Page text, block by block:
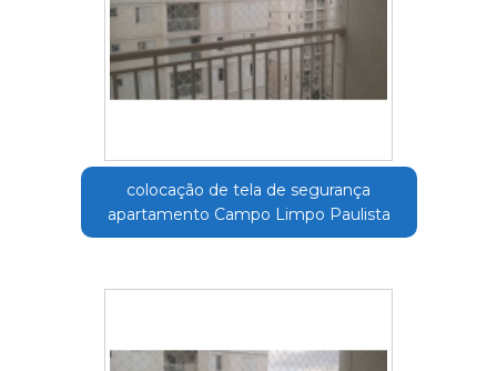
colocação de tela de segurança
apartamento Campo Limpo Paulista